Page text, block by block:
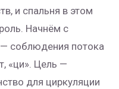
и спальня в этом
Начнём с
соблюдения потока
«ци». Цель —
для циркуляции